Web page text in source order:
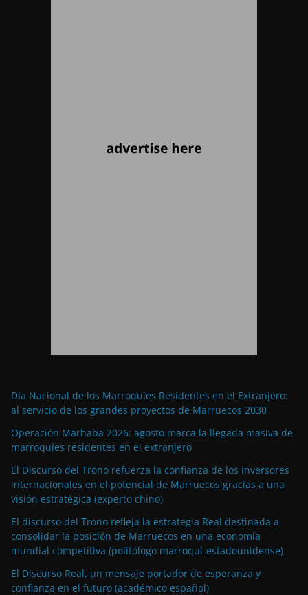
Día Nacional de los Marroquíes Residentes en el Extranjero:
al servicio de los grandes proyectos de Marruecos 2030
Operación Marhaba 2026: agosto marca la llegada masiva de
marroquíes residentes en el extranjero
El Discurso del Trono refuerza la confianza de los inversores
internacionales en el potencial de Marruecos gracias a una
visión estratégica (experto chino)
El discurso del Trono refleja la estrategia Real destinada a
consolidar la posición de Marruecos en una economía
mundial competitiva (politólogo marroquí-estadounidense)
El Discurso Real, un mensaje portador de esperanza y
confianza en el futuro (académico español)